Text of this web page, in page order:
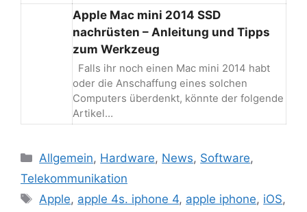
Apple Mac mini 2014 SSD
nachrüsten – Anleitung und Tipps
zum Werkzeug
Falls ihr noch einen Mac mini 2014 habt
oder die Anschaffung eines solchen
Computers überdenkt, könnte der folgende
Artikel…
Kategorien
Allgemein, Hardware, News, Software,
Telekommunikation
Schlagwörter
Apple, apple 4s. iphone 4, apple iphone, iOS,